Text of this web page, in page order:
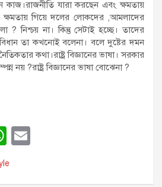
যারা করছেন এবং ক্ষমতায়
ক্ষমতায় গিয়ে দলের লোকদের ,আমলাদের
? নিশ্চয় না। কিন্তু সেটাই হচ্ছে। তাদের
তা কখনোই বলেনা। বলে দুষ্টের দমন
কথা।রাষ্ট্র বিজ্ঞানের ভাষা। সরকার
নয় ?রাষ্ট্র বিজ্ঞানের ভাষা বোঝেনা ?
W
h
at